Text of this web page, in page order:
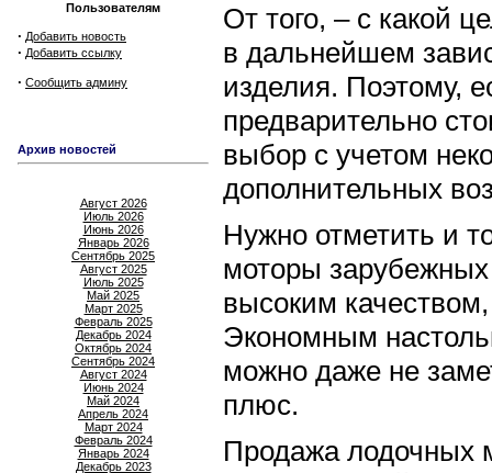
Пользователям
· Добавить новость
· Добавить ссылку
· Сообщить админу
Архив новостей
Август 2026
Июль 2026
Июнь 2026
Январь 2026
Сентябрь 2025
Август 2025
Июль 2025
Май 2025
Март 2025
Февраль 2025
Декабрь 2024
Октябрь 2024
Сентябрь 2024
Август 2024
Июнь 2024
Май 2024
Апрель 2024
Март 2024
Февраль 2024
Январь 2024
Декабрь 2023
От того, – с какой
в дальнейшем
изделия. Поэтому,
предварительно
выбор с учетом
дополнительных
Нужно отметить и
моторы зарубежных
высоким
Экономным
можно даже не
плюс.
Продажа лодочных